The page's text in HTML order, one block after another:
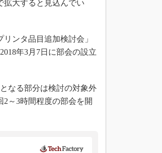
拡大すると見込んでい
ンタ品目追加検討会」
年3月7日に部会の設立
なる部分は検討の対象外
～3時間程度の部会を開